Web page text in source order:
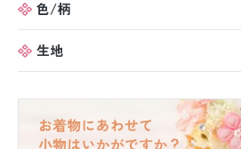
色/柄
生地